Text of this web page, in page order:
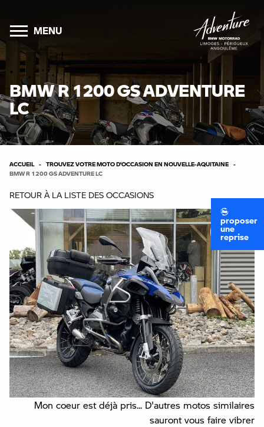
MENU
proposer
une
reprise
BMW R 1200 GS ADVENTURE
LC
ACCUEIL
TROUVEZ VOTRE MOTO D’OCCASION EN NOUVELLE-AQUITAINE
BMW R 1200 GS ADVENTURE LC
RETOUR À LA LISTE DES OCCASIONS
Mon coeur est déjà pris... D'autres motos similaires
sauront vous faire vibrer